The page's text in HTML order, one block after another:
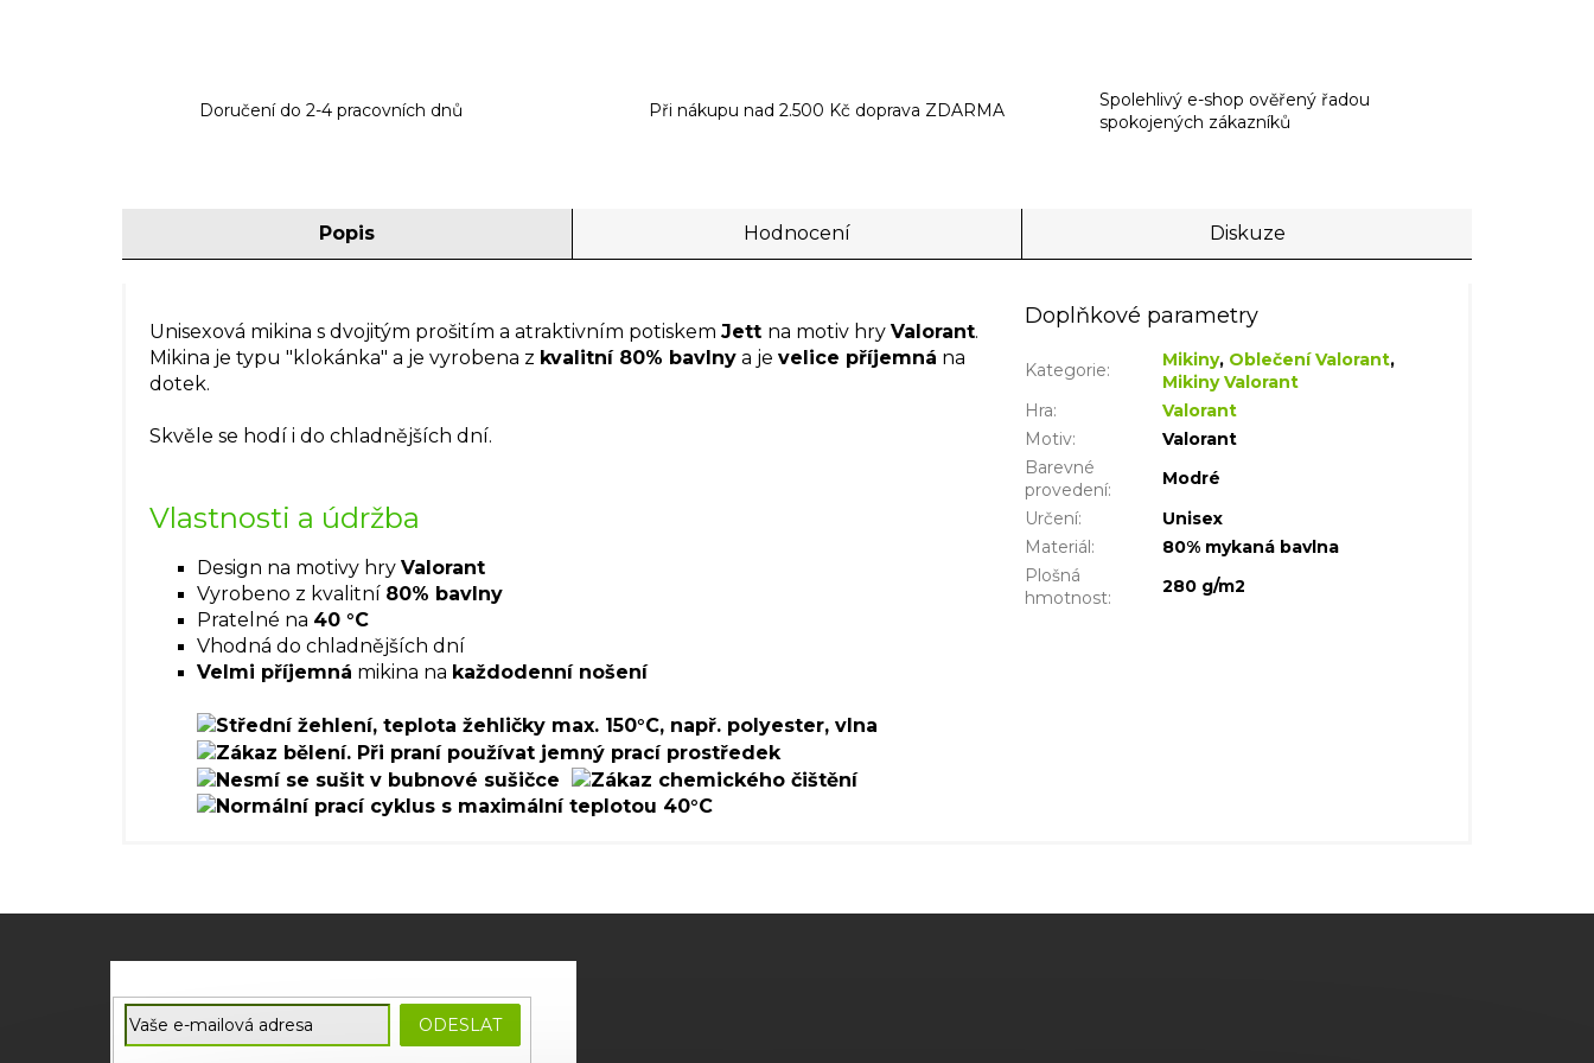
Doručení do 2-4 pracovních dnů Při nákupu nad 2.500 Kč doprava ZDARMA
Spolehlivý e-shop ověřený řadou
spokojených zákazníků
Popis Hodnocení Diskuze
Unisexová mikina s dvojitým prošitím a atraktivním potiskem Jett na motiv hry Valorant.
Mikina je typu "klokánka" a je vyrobena z kvalitní 80% bavlny a je velice příjemná na
dotek.
Skvěle se hodí i do chladnějších dní.
Vlastnosti a údržba
Design na motivy hry Valorant
Vyrobeno z kvalitní 80% bavlny
Pratelné na 40 °C
Vhodná do chladnějších dní
Velmi příjemná mikina na každodenní nošení
Doplňkové parametry
Kategorie: Mikiny, Oblečení Valorant,
Mikiny Valorant
Hra:
Valorant
Motiv:
Valorant
Barevné
provedení:
Modré
Určení:
Unisex
Materiál :
80% mykaná bavlna
Plošná
hmotnost:
280 g/m2
E-mail
ODESLAT